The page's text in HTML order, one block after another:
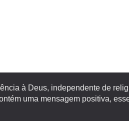
à Deus, independente de
uma mensagem positiva,